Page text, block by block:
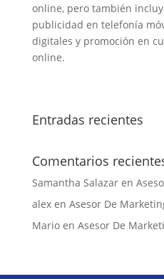
online, pero también
publicidad en telefonía
digitales y promoción en
online.
Entradas recientes
Comentarios
Samantha Salazaren
alexen Asesor De
Marioen Asesor De